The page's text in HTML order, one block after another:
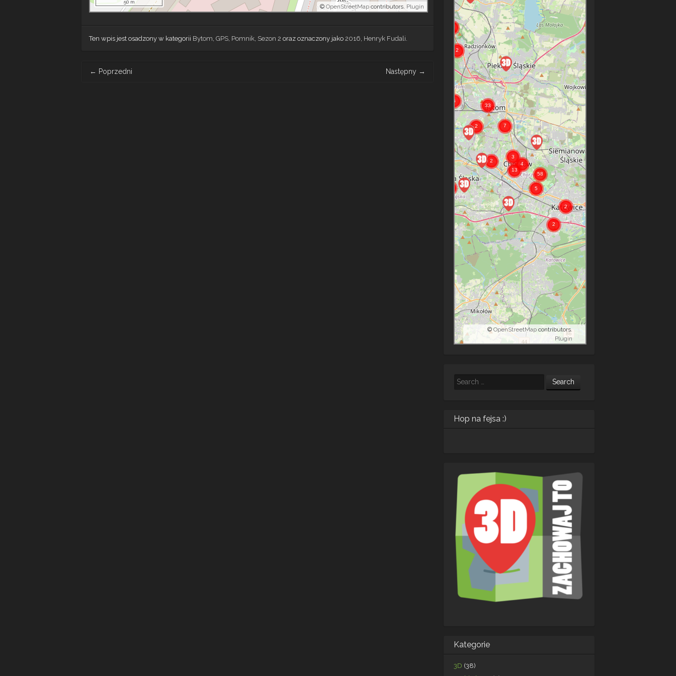
© OpenStreetMap contributors. Plugin
50 m
Ten wpis jest osadzony w kategorii Bytom, GPS, Pomnik, Sezon 2 oraz oznaczony jako 2016, Henryk Fudali.
navigation
← Poprzedni Następny →
© OpenStreetMap contributors.
Plugin
Search
Hop na fejsa :)
Kategorie
3D (38)